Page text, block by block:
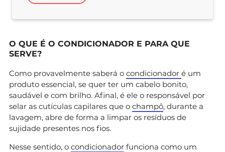
O QUE É O CONDICIONADOR E PARA QUE
SERVE?
Como provavelmente saberá o condicionador é um
produto essencial, se quer ter um cabelo bonito,
saudável e com brilho. Afinal, é ele o responsável por
selar as cutículas capilares que o champô, durante a
lavagem, abre de forma a limpar os resíduos de
sujidade presentes nos fios.
Nesse sentido, o condicionador funciona como um